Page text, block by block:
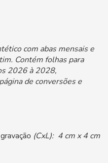
com abas mensais e
Contém folhas para
2026 à 2028,
de conversões e
(CxL): 4 cm x 4 cm